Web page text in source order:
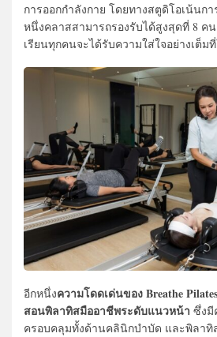
การออกกำลังกาย โดยทางสตูดิโอเน้นก
หนึ่งคลาสสามารถรองรับได้สูงสุดที่ 8 คน
เรียนทุกคนจะได้รับความใส่ใจอย่างเต็ม
อีกหนึ่งความโดดเด่นของ Breathe
สอนพิลาทิสมืออาชีพระดับแนวหน้า ซึ่งมี
ครอบคลุมทั้งด้านคลินิกบำบัด และพิลา